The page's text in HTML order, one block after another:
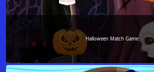
Halloween Match Game